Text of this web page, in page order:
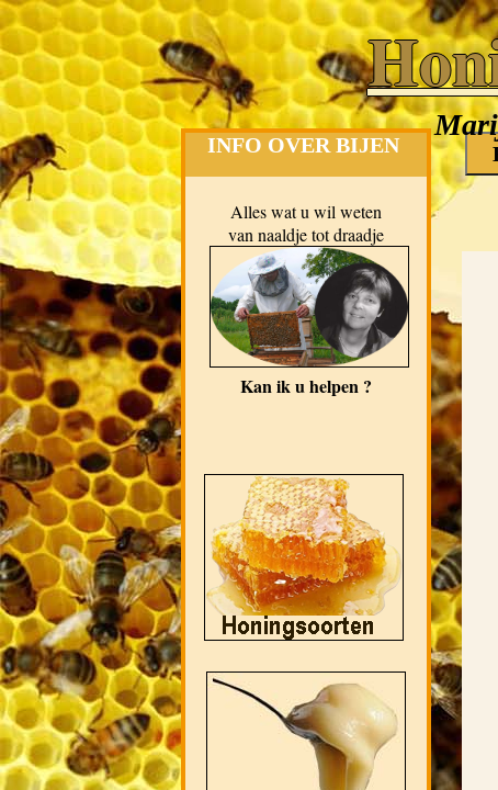
INFO OVER BIJEN
Alles wat u wil weten
van naaldje tot draadje
Kan ik u helpen ?